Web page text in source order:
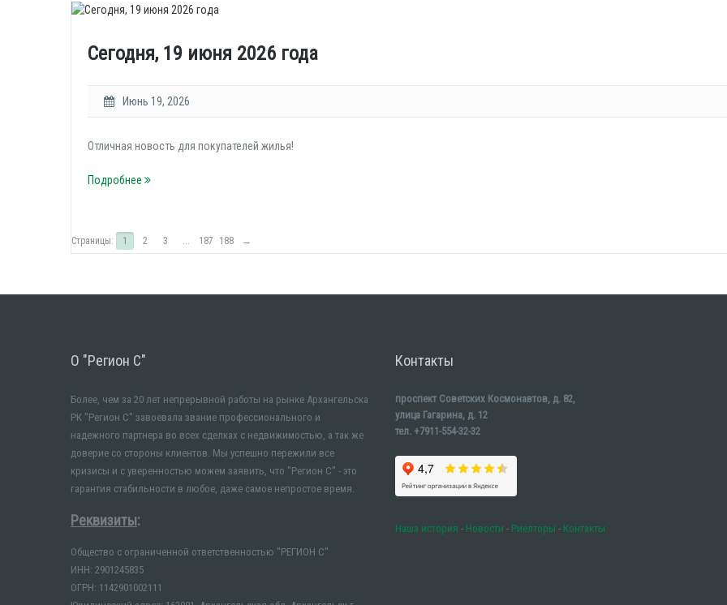
Сегодня, 19 июня 2026 года
Июнь 19, 2026
Отличная новость для покупателей жилья!
Подробнее
Страницы: 1 2 3 ... 187 188 →
О "Регион С"
Более, чем за 20 лет непрерывной работы на рынке Архангельска
РК "Регион С" завоевала звание профессионального и
надежного партнера во всех сделках с недвижимостью, а так же
доверие со стороны клиентов. Мы успешно пережили все
кризисы и с уверенностью можем заявить, что "Регион С" - это
гарантия стабильности в любое, даже самое непростое время.
Реквизиты:
Общество с ограниченной ответственностью "РЕГИОН С"
ИНН: 2901245835
ОГРН: 1142901002111
Контакты
проспект Советских Космонавтов, д. 82,
улица Гагарина, д. 12
тел. +7911-554-32-32
Наша история - Новости - Риелторы - Контакты